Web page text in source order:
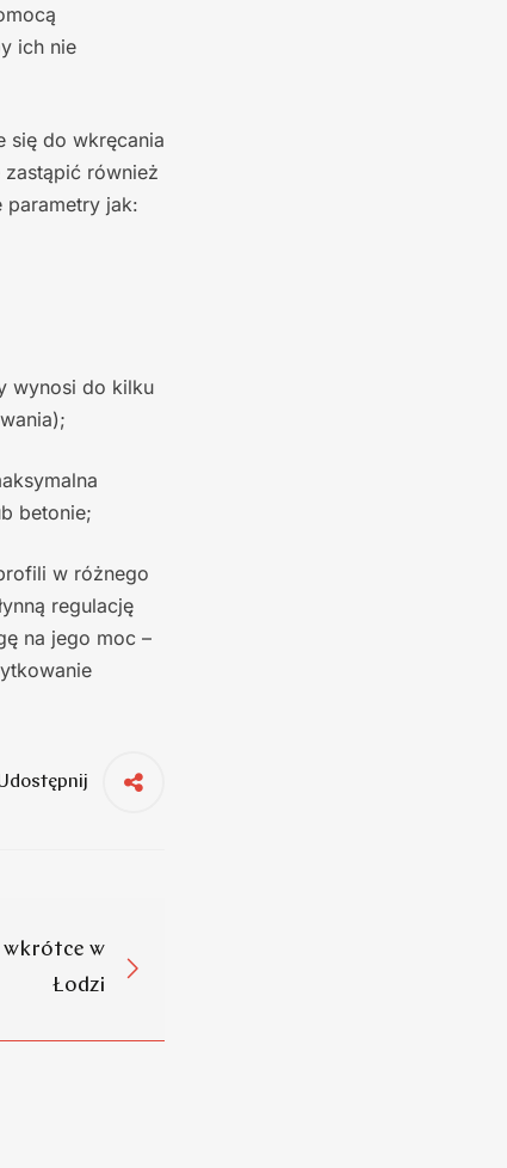
ich nie
się do wkręcania
również
parametry jak:
wynosi do kilku
betonie;
w różnego
regulację
na jego moc –
wkrótce w
Łodzi